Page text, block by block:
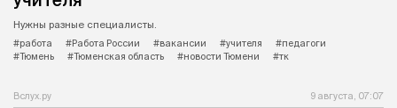
Нужны разные специалисты.
#работа
#Работа России #вакансии #учителя
#педагоги
#Тюмень
#Тюменская область #новости Тюмени #тк
Вслух.ру 9 августа, 07:07